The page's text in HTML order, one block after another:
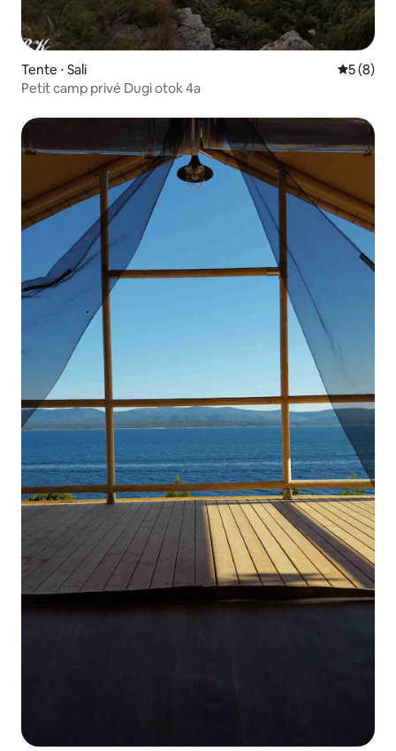
Tente ⋅ Sali
5 (8)
Petit camp privé Dugi otok 4a